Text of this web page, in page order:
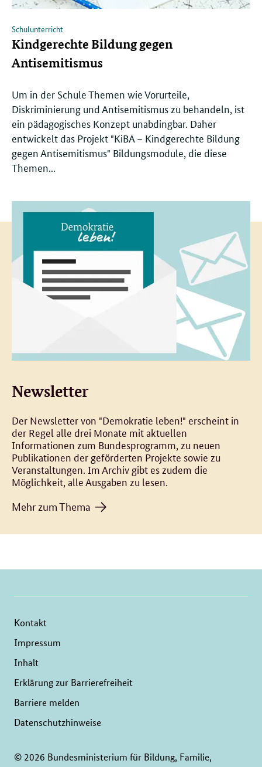
Schulunterricht
Kindgerechte Bildung gegen
Antisemitismus
Um in der Schule Themen wie Vorurteile,
Diskriminierung und Antisemitismus zu behandeln, ist
ein pädagogisches Konzept unabdingbar. Daher
entwickelt das Projekt "KiBA – Kindgerechte Bildung
gegen Antisemitismus" Bildungsmodule, die diese
Themen...
Newsletter
Der Newsletter von "Demokratie leben!" erscheint in
der Regel alle drei Monate mit aktuellen
Informationen zum Bundesprogramm, zu neuen
Publikationen der geförderten Projekte sowie zu
Veranstaltungen. Im Archiv gibt es zudem die
Möglichkeit, alle Ausgaben zu lesen.
Mehr zum Thema
© 2026 Bundesministerium für Bildung, Familie,
Kontakt
Impressum
Inhalt
Erklärung zur Barrierefreiheit
Barriere melden
Datenschutzhinweise